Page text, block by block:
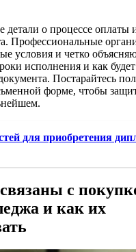
детали о процессе оплаты
Профессиональные
условия и четко
исполнения и как будет
Постарайтесь
форме, чтобы
для приобретения
с
и как их